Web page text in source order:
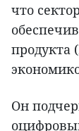
что
продукта
Он